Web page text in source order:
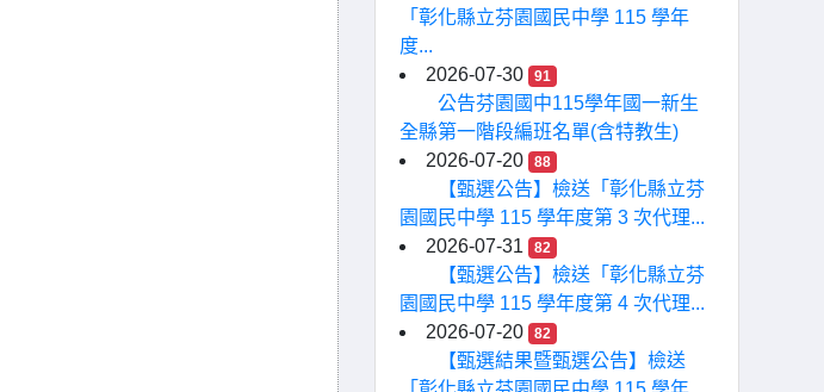
「彰化縣立芬園國民中學 115 學年
度...
2026-07-30
91
公告芬園國中115學年國一新生
全縣第一階段編班名單(含特教生)
2026-07-20
88
【甄選公告】檢送「彰化縣立芬
園國民中學 115 學年度第 3 次代理...
2026-07-31
82
【甄選公告】檢送「彰化縣立芬
園國民中學 115 學年度第 4 次代理...
2026-07-20
82
【甄選結果暨甄選公告】檢送